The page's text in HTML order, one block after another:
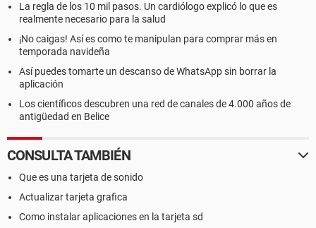
La regla de los 10 mil pasos. Un cardiólogo explicó lo que es
realmente necesario para la salud
¡No caigas! Así es como te manipulan para comprar más en
temporada navideña
Así puedes tomarte un descanso de WhatsApp sin borrar la
aplicación
Los científicos descubren una red de canales de 4.000 años de
antigüedad en Belice
CONSULTA TAMBIÉN
Que es una tarjeta de sonido
Actualizar tarjeta grafica
Como instalar aplicaciones en la tarjeta sd